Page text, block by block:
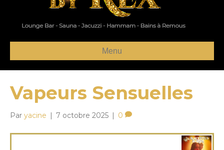
Menu
Vapeurs Sensuelles
Par yacine | 7 octobre 2025 | 0